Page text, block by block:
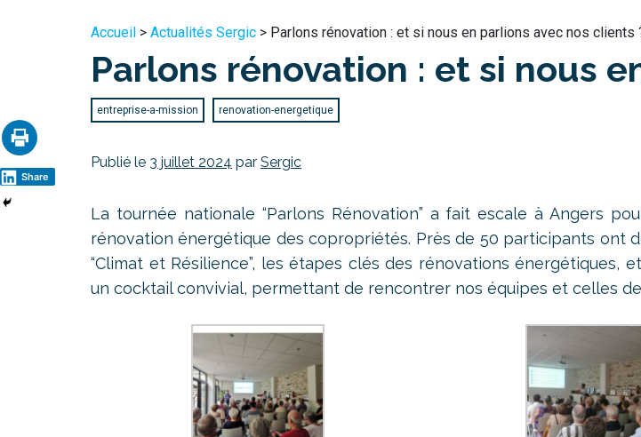
Accueil > Actualités Sergic > Parlons rénovation : et si nous en parlions avec nos clients
Parlons rénovation : et si nous
entreprise-a-mission renovation-energetique
Publié le 3 juillet 2024 par Sergic
La tournée nationale “Parlons Rénovation” a fait escale à Angers
rénovation énergétique des copropriétés. Près de 50 participants ont
“Climat et Résilience”, les étapes clés des rénovations énergétiques,
un cocktail convivial, permettant de rencontrer nos équipes et celles
Share